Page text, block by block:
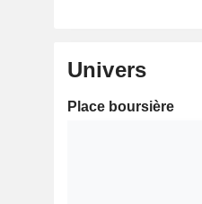
Univers
Place boursière